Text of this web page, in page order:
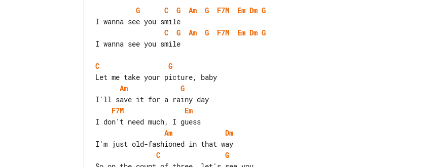
G C G Am G F7M Em Dm G
C
G Am G F7M Em Dm G
I wanna see you smile
C
G
Am
G
F7M
Em
Am
Dm
C
G